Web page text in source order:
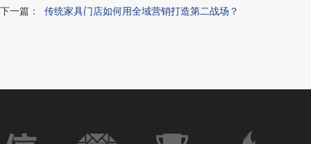
下一篇： 传统家具门店如何用全域营销打造第二战场？